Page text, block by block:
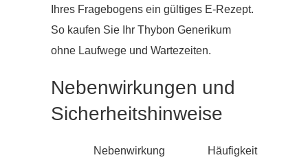
Ihres Fragebogens ein gültiges E-Rezept.
So kaufen Sie Ihr Thybon Generikum
ohne Laufwege und Wartezeiten.
Nebenwirkungen und
Sicherheitshinweise
Nebenwirkung
Häufigkeit